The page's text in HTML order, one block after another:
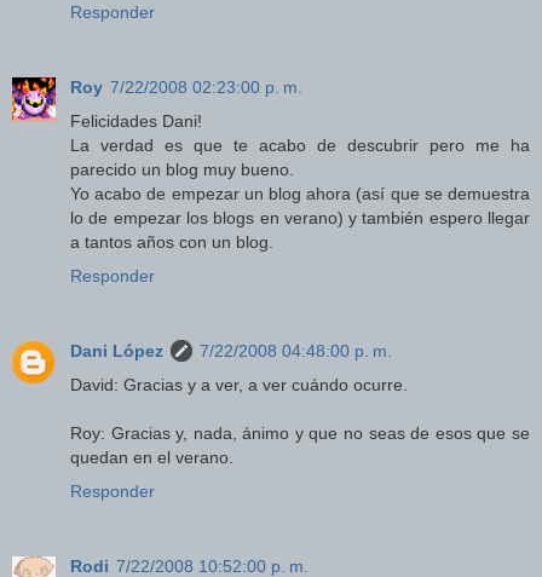
Responder
Roy 7/22/2008 02:23:00 p. m.
Felicidades Dani!
La verdad es que te acabo de descubrir pero me ha
parecido un blog muy bueno.
Yo acabo de empezar un blog ahora (así que se demuestra
lo de empezar los blogs en verano) y también espero llegar
a tantos años con un blog.
Responder
Dani López
7/22/2008 04:48:00 p. m.
David: Gracias y a ver, a ver cuándo ocurre.
Roy: Gracias y, nada, ánimo y que no seas de esos que se
quedan en el verano.
Responder
Rodi 7/22/2008 10:52:00 p. m.